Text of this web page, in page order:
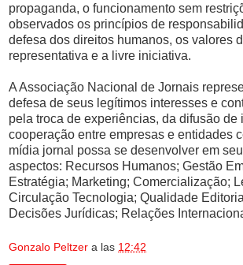
propaganda, o funcionamento sem
observados os princípios de
defesa dos direitos humanos, os valores
representativa e a livre iniciativa.
A Associação Nacional de Jornais
defesa de seus legítimos interesses e
pela troca de experiências, da difusão de
cooperação entre empresas e entidades
mídia jornal possa se desenvolver em
aspectos: Recursos Humanos; Gestão
Estratégia; Marketing; Comercialização;
Circulação Tecnologia; Qualidade
Decisões Jurídicas; Relações
Gonzalo Peltzer a las 12:42